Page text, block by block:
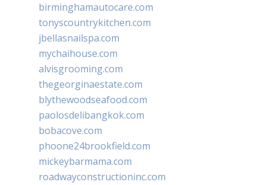
birminghamautocare.com
tonyscountrykitchen.com
jbellasnailspa.com
mychaihouse.com
alvisgrooming.com
thegeorginaestate.com
blythewoodseafood.com
paolosdelibangkok.com
bobacove.com
phoone24brookfield.com
mickeybarmama.com
roadwayconstructioninc.com